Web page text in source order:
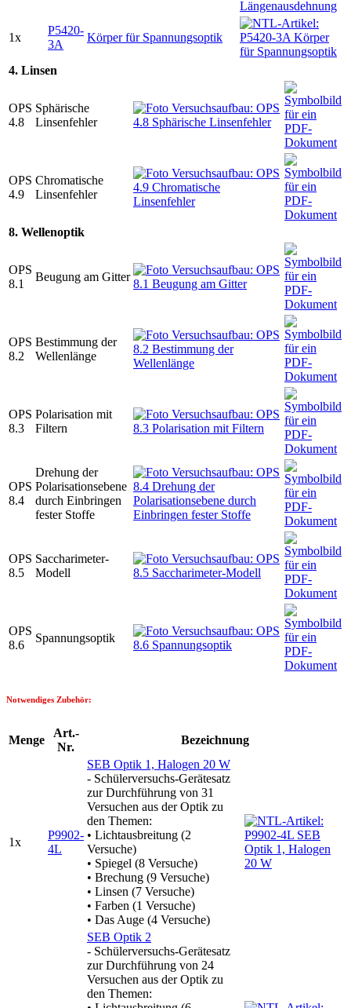
1x
P5420-
3A
Körper für Spannungsoptik
4. Linsen
OPS
4.8
Sphärische
Linsenfehler
OPS
4.9
Chromatische
Linsenfehler
8. Wellenoptik
OPS
8.1
Beugung am Gitter
OPS
8.2
Bestimmung der
Wellenlänge
OPS
8.3
Polarisation mit
Filtern
OPS
8.4
Drehung der
Polarisationsebene
durch Einbringen
fester Stoffe
OPS
8.5
Saccharimeter-
Modell
OPS
8.6
Spannungsoptik
Notwendiges Zubehör:
Menge
Art.-
Nr.
Bezeichnung
1x
P9902-
4L
SEB Optik 1, Halogen 20 W
- Schülerversuchs-Gerätesatz
zur Durchführung von 31
Versuchen aus der Optik zu
den Themen:
• Lichtausbreitung (2
Versuche)
• Spiegel (8 Versuche)
• Brechung (9 Versuche)
• Linsen (7 Versuche)
• Farben (1 Versuche)
• Das Auge (4 Versuche)
SEB Optik 2
- Schülerversuchs-Gerätesatz
zur Durchführung von 24
Versuchen aus der Optik zu
den Themen: